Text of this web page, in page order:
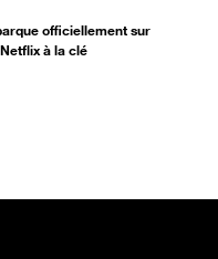
officiellement sur
à la clé